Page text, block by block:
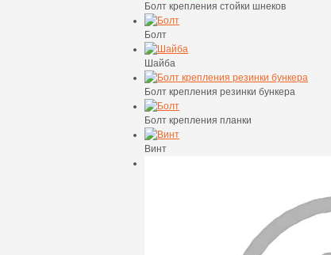
Болт крепления стойки шнеков
Болт
Шайба
Болт крепления резинки бункера
Болт крепления планки
Винт